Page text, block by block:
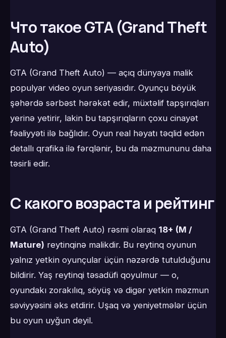
Что такое GTA (Grand Theft
Auto)
GTA (Grand Theft Auto) — açıq dünyaya malik
populyar video oyun seriyasıdır. Oyunçu böyük
şəhərdə sərbəst hərəkət edir, müxtəlif tapşırıqları
yerinə yetirir, lakin bu tapşırıqların çoxu cinayət
fəaliyyəti ilə bağlıdır. Oyun real həyatı təqlid edən
detallı qrafika ilə fərqlənir, bu da məzmununu daha
təsirli edir.
С какого возраста и рейтинг
GTA (Grand Theft Auto) rəsmi olaraq 18+ (M /
Mature) reytinqinə malikdir. Bu reytinq oyunun
yalnız yetkin oyunçular üçün nəzərdə tutulduğunu
bildirir. Yaş reytinqi təsadüfi qoyulmur — o,
oyundakı zorakılıq, söyüş və digər yetkin məzmun
səviyyəsini əks etdirir. Uşaq və yeniyetmələr üçün
bu oyun uyğun deyil.